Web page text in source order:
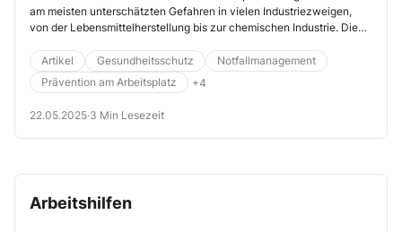
am meisten unterschätzten Gefahren in vielen Industriezweigen,
von der Lebensmittelherstellung bis zur chemischen Industrie. Die
Verletzungen und Todesfällen.
Artikel Gesundheitsschutz
Notfallmanagement
Prävention am Arbeitsplatz
+4
22.05.2025·3 Min Lesezeit
Arbeitshilfen